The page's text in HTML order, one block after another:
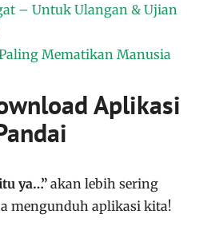
– Untuk Ulangan & Ujian
Mematikan Manusia
Aplikasi
ya…”akan lebih sering
mengunduh aplikasi kita!